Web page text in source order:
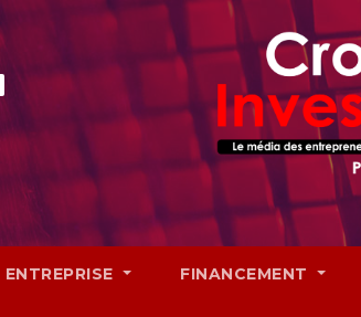
ENTREPRISE FINANCEMENT